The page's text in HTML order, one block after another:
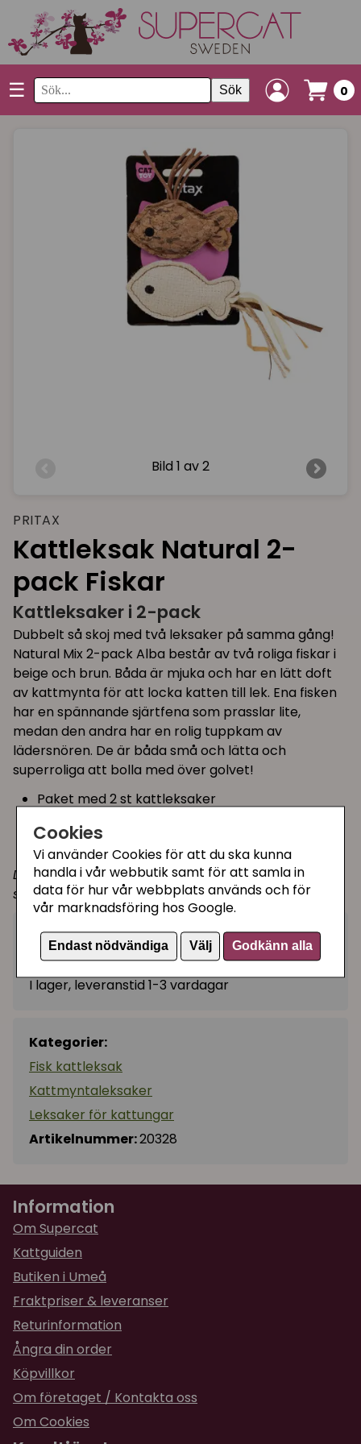
Cookies
Vi använder Cookies för att du ska kunna
handla i vår webbutik samt för att samla in
data för hur vår webbplats används och för
vår marknadsföring hos Google.
Endast nödvändiga Välj Godkänn alla
☰ Sök 0
Bild 1 av 2
PRITAX
Kattleksak Natural 2-
pack Fiskar
Kattleksaker i 2-pack
Dubbelt så skoj med två leksaker på samma gång!
Natural Mix 2-pack Alba består av två roliga fiskar i
beige och brun. Båda är mjuka och har en lätt doft
av kattmynta för att locka katten till lek. Ena fisken
har en spännande sjärtfena som prasslar lite,
medan den andra har en rolig tuppkam av
lädersnören. De är båda små och lätta och
superroliga att bolla med över golvet!
Paket med 2 st kattleksaker
Mild doft av kattmynta
Mjuka och lätta
Det finns 5 olika 2-pack att välja mellan i den här
serien.
35 kr − + Köp
I lager, leveranstid 1-3 vardagar
Kategorier:
Fisk kattleksak
Kattmyntaleksaker
Leksaker för kattungar
Artikelnummer:20328
Information
Om Supercat
Kattguiden
Butiken i Umeå
Fraktpriser & leveranser
Returinformation
Ångra din order
Köpvillkor
Om företaget / Kontakta oss
Om Cookies